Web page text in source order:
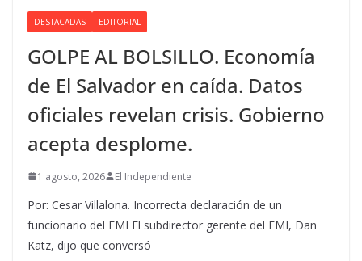
DESTACADAS EDITORIAL
GOLPE AL BOLSILLO. Economía
de El Salvador en caída. Datos
oficiales revelan crisis. Gobierno
acepta desplome.
1 agosto, 2026 El Independiente
Por: Cesar Villalona. Incorrecta declaración de un
funcionario del FMI El subdirector gerente del FMI, Dan
Katz, dijo que conversó